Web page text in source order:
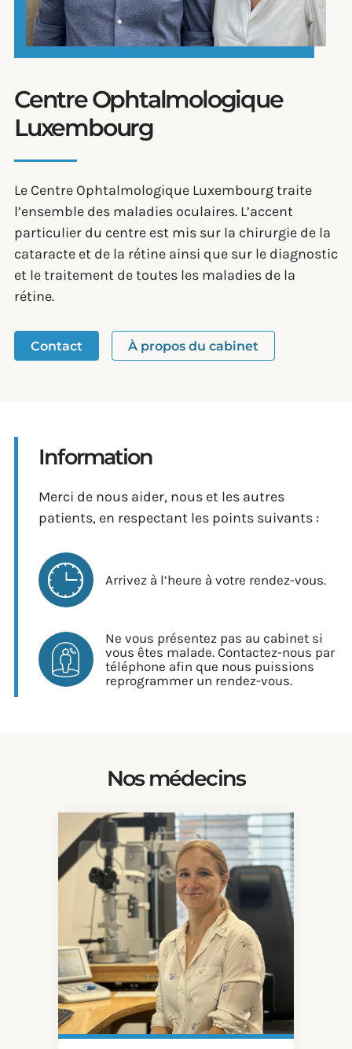
Centre Ophtalmologique
Luxembourg
Le Centre Ophtalmologique Luxembourg traite
l’ensemble des maladies oculaires. L’accent
particulier du centre est mis sur la chirurgie de la
cataracte et de la rétine ainsi que sur le diagnostic
et le traitement de toutes les maladies de la
rétine.
Contact À propos du cabinet
Information
Merci de nous aider, nous et les autres
patients, en respectant les points suivants :
Arrivez à l’heure à votre rendez-vous.
Ne vous présentez pas au cabinet si
vous êtes malade. Contactez-nous par
téléphone afin que nous puissions
reprogrammer un rendez-vous.
Nos médecins